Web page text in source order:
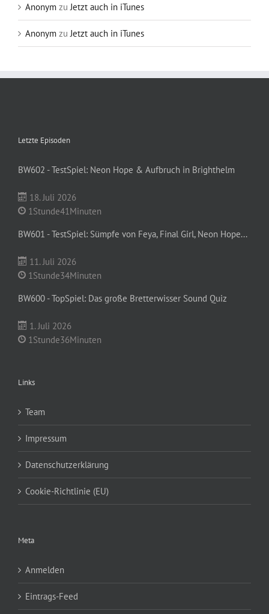
Anonym zu Jetzt auch in iTunes
Anonym zu Jetzt auch in iTunes
Letzte Episoden
BW602 - TestSpiel: Neon Hope & Aufbruch in Brighthelm
18. Juli 2026
1Stunde41Minuten
BW601 - TestSpiel: Sümpfe von Feya, Final Girl, Neon Hope...
11. Juli 2026
1Stunde34Minuten
BW600 - TopSpiel: Das große Bretterwisser Sound Quiz
1. Juli 2026
1Stunde36Minuten
Links
Team
Impressum
Datenschutzerklärung
Cookie-Richtlinie (EU)
Meta
Anmelden
Eintrags-Feed